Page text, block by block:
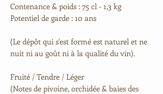
Contenance & poids : 75 cl - 1,3 kg
Potentiel de garde : 10 ans​​
(Le dépôt qui s'est formé est naturel et ne
nuit ni au goût ni à la qualité du vin).
Fruité / Tendre / Léger
(Notes de pivoine, orchidée & baies des